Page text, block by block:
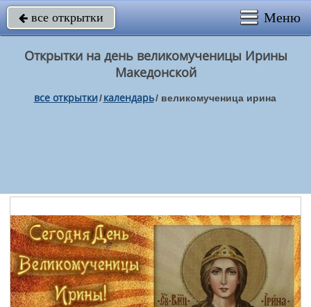
 все открытки Меню
Открытки на день великомученицы Ирины
Македонской
все открытки/ календарь/ великомученица ирина